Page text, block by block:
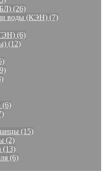
(26)
воды (КЭН) (7)
(6)
(12)
(6)
(15)
(2)
(13)
(6)